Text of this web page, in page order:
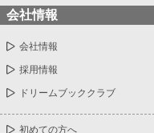
会社情報
会社情報
採用情報
ドリームブッククラブ
初めての方へ